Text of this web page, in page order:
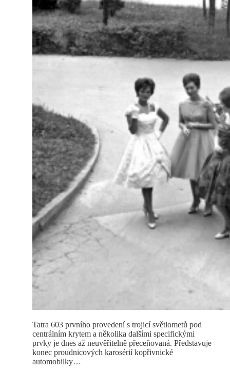
Tatra 603 prvního provedení s trojicí světlometů pod
centrálním krytem a několika dalšími specifickými
prvky je dnes až neuvěřitelně přeceňovaná. Představuje
konec proudnicových karosérií kopřivnické
automobilky…